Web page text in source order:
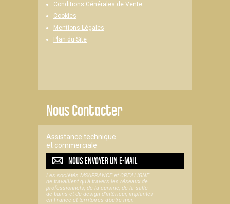
Conditions Générales de Vente
Cookies
Mentions Légales
Plan du Site
Nous Contacter
Assistance technique
et commerciale
NOUS ENVOYER UNE-MAIL
Les sociétés MSAFRANCE et CREALIGNE
ne travaillent qu'à travers les réseaux de
professionnels, de la cuisine, de la salle
de bains et du design d'intérieur, implantés
en France et territoires d’outre-mer.